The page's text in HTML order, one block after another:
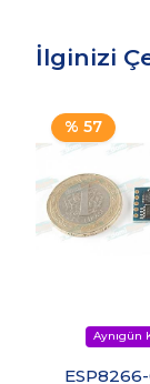
İlginizi
% 57